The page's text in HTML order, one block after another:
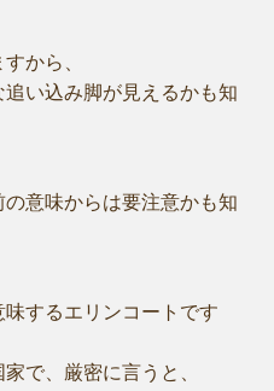
から、
い込み脚が見えるかも知
の意味からは要注意かも知
味するエリンコートです
で、厳密に言うと、